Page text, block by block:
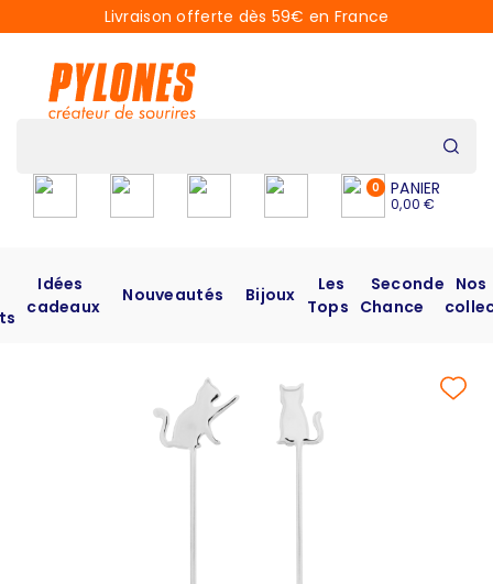
Livraison offerte dès 59€ en France
0 PANIER
0,00 €
Idées
cadeaux
Nouveautés Bijoux
Les
Tops
Seconde
Chance
Nos